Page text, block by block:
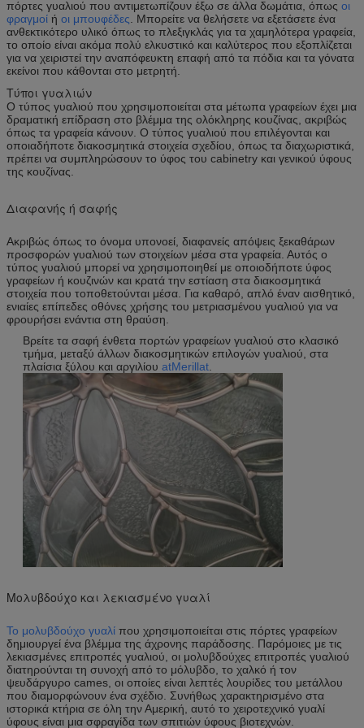
πόρτες γυαλιού που αντιμετωπίζουν έξω σε άλλα δωμάτια, όπως οι
φραγμοί ή οι μπουφέδες . Μπορείτε να θελήσετε να εξετάσετε ένα
ανθεκτικότερο υλικό όπως το πλεξιγκλάς για τα χαμηλότερα γραφεία,
το οποίο είναι ακόμα πολύ ελκυστικό και καλύτερος που εξοπλίζεται
για να χειριστεί την αναπόφευκτη επαφή από τα πόδια και τα γόνατα
εκείνοι που κάθονται στο μετρητή.
Τύποι γυαλιών
Ο τύπος γυαλιού που χρησιμοποιείται στα μέτωπα γραφείων έχει μια
δραματική επίδραση στο βλέμμα της ολόκληρης κουζίνας, ακριβώς
όπως τα γραφεία κάνουν. Ο τύπος γυαλιού που επιλέγονται και
οποιαδήποτε διακοσμητικά στοιχεία σχεδίου, όπως τα διαχωριστικά,
πρέπει να συμπληρώσουν το ύφος του cabinetry και γενικού ύφους
της κουζίνας.
Διαφανής ή σαφής
Ακριβώς όπως το όνομα υπονοεί, διαφανείς απόψεις ξεκαθάρων
προσφορών γυαλιού των στοιχείων μέσα στα γραφεία. Αυτός ο
τύπος γυαλιού μπορεί να χρησιμοποιηθεί με οποιοδήποτε ύφος
γραφείων ή κουζινών και κρατά την εστίαση στα διακοσμητικά
στοιχεία που τοποθετούνται μέσα. Για καθαρό, απλό έναν αισθητικό,
ενιαίες επίπεδες οθόνες χρήσης του μετριασμένου γυαλιού για να
φρουρήσει ενάντια στη θραύση.
Βρείτε τα σαφή ένθετα πορτών γραφείων γυαλιού στο κλασικό
τμήμα, μεταξύ άλλων διακοσμητικών επιλογών γυαλιού, στα
πλαίσια ξύλου και αργιλίου atMerillat
Μολυβδούχο και λεκιασμένο γυαλί
Το μολυβδούχο γυαλί που χρησιμοποιείται στις πόρτες γραφείων
δημιουργεί ένα βλέμμα της άχρονης παράδοσης. Παρόμοιες με τις
λεκιασμένες επιτροπές γυαλιού, οι μολυβδούχες επιτροπές γυαλιού
διατηρούνται τη συνοχή από το μόλυβδο, το χαλκό ή τον
ψευδάργυρο cames, οι οποίες είναι λεπτές λουρίδες του μετάλλου
που διαμορφώνουν ένα σχέδιο. Συνήθως χαρακτηρισμένο στα
ιστορικά κτήρια σε όλη την Αμερική, αυτό το χειροτεχνικό γυαλί
ύφους είναι μια σφραγίδα των σπιτιών ύφους βιοτεχνών.